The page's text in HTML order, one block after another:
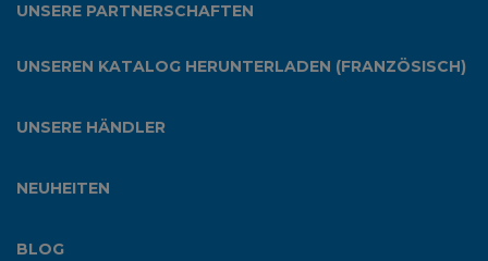
UNSERE PARTNERSCHAFTEN
UNSEREN KATALOG HERUNTERLADEN (FRANZÖSISCH)
UNSERE HÄNDLER
NEUHEITEN
BLOG